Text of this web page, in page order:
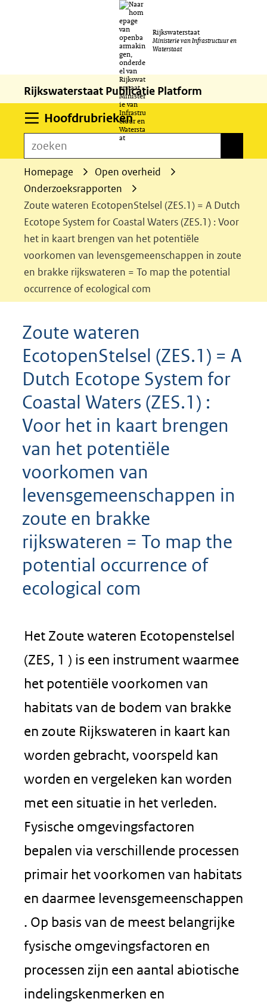
naar
de
inhoud
Rijkswaterstaat
Ministerie van Infrastructuur en
Waterstaat
Rijkswaterstaat Publicatie Platform
HoofdrubriekenUitklappen
zoeken
Homepage
Open overheid
Onderzoeksrapporten
Zoute wateren EcotopenStelsel (ZES.1) = A Dutch
Ecotope System for Coastal Waters (ZES.1) : Voor
het in kaart brengen van het potentiële
voorkomen van levensgemeenschappen in zoute
en brakke rijkswateren = To map the potential
occurrence of ecological com
Zoute wateren
EcotopenStelsel (ZES.1) = A
Dutch Ecotope System for
Coastal Waters (ZES.1) :
Voor het in kaart brengen
van het potentiële
voorkomen van
levensgemeenschappen in
zoute en brakke
rijkswateren = To map the
potential occurrence of
ecological com
Het Zoute wateren Ecotopenstelsel
(ZES, 1 ) is een instrument waarmee
het potentiële voorkomen van
habitats van de bodem van brakke
en zoute Rijkswateren in kaart kan
worden gebracht, voorspeld kan
worden en vergeleken kan worden
met een situatie in het verleden.
Fysische omgevingsfactoren
bepalen via verschillende processen
primair het voorkomen van habitats
en daarmee levensgemeenschappen
. Op basis van de meest belangrijke
fysische omgevingsfactoren en
processen zijn een aantal abiotische
indelingskenmerken en